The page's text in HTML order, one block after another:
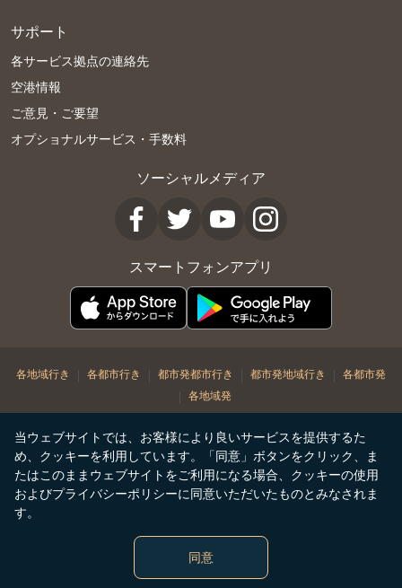
当ウェブサイトでは、お客様により良いサービスを提供するた
め、クッキーを利用しています。「同意」ボタンをクリック、ま
たはこのままウェブサイトをご利用になる場合、クッキーの使用
およびプライバシーポリシーに同意いただいたものとみなされま
す。
同意
サポート
各サービス拠点の連絡先
空港情報
ご意見・ご要望
オプショナルサービス・手数料
ソーシャルメディア
スマートフォンアプリ
各地域行き | 各都市行き | 都市発都市行き | 都市発地域行き | 各都市発
| 各地域発